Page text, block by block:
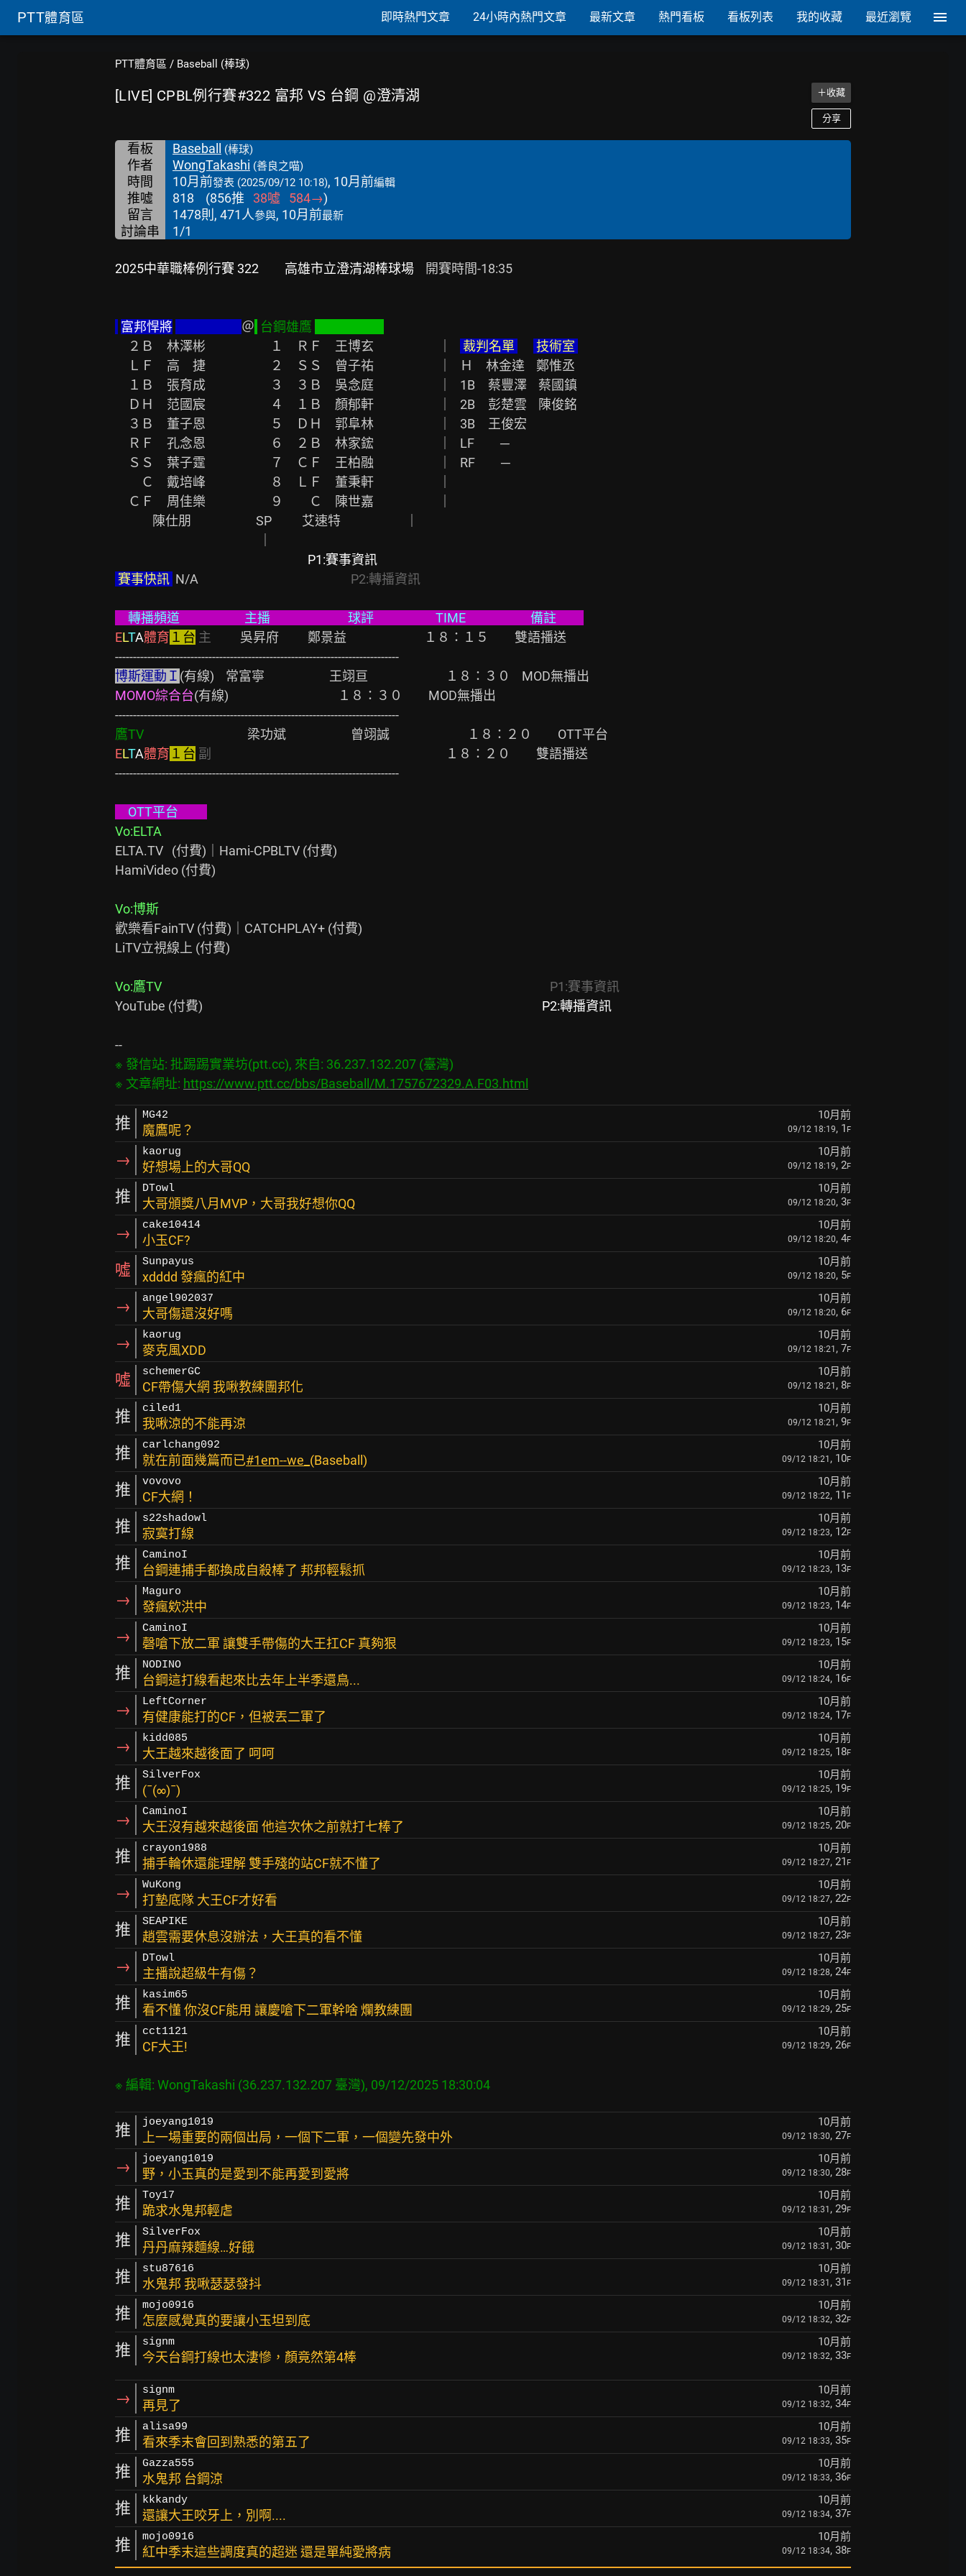
PTT體育區 即時熱門文章 24小時內熱門文章 最新文章 熱門看板 看板列表 我的收藏 最近瀏覽
PTT體育區 / Baseball (棒球)
[LIVE] CPBL例行賽#322 富邦 VS 台鋼 @澄清湖 ＋收藏
分享
看板 Baseball (棒球)
作者 WongTakashi (善良之喵)
時間 10月前發表 (2025/09/12 10:18), 10月前編輯
推噓 818 (856推 38噓 584→)
留言
1478則, 471人參與, 10月前最新
討論串 1/1
2025中華職棒例行賽 322         高雄市立澄清湖棒球場
    開賽時間-18:35
富邦悍將 ＠ 台鋼雄鷹
２Ｂ　林澤彬　　　　　１　ＲＦ　王博玄　　　　　｜
裁判名單
技術室
ＬＦ　高　捷　　　　　２　ＳＳ　曾子祐　　　　　｜   Ｈ　林金達    鄭惟丞
１Ｂ　張育成　　　　　３　３Ｂ　吳念庭　　　　　｜   1B　蔡豐澤    蔡國鎮
ＤＨ　范國宸　　　　　４　１Ｂ　顏郁軒　　　　　｜   2B　彭楚雲    陳俊銘
３Ｂ　董子恩　　　　　５　ＤＨ　郭阜林　　　　　｜   3B　王俊宏
ＲＦ　孔念恩　　　　　６　２Ｂ　林家鋐　　　　　｜   LF　　─
ＳＳ　葉子霆　　　　　７　ＣＦ　王柏融　　　　　｜   RF　　─
Ｃ　戴培峰　　　　　８　ＬＦ　董秉軒　　　　　｜
ＣＦ　周佳樂　　　　　９　　Ｃ　陳世嘉　　　　　｜
P1:賽事資訊
賽事快訊 N/A P2:轉播資訊
轉播頻道　　　　　主播　　　　　　球評  　　      　TIME　　　　　備註
ELTA體育 １台 主 吳昇府          鄭景益　　　　　　１８：１５　　雙語播送
博斯運動Ｉ
MOMO綜合台(有線)                                      １８：３０　　MOD無播出
鷹TV
ELTA體育 １台 副
     　　　　　　　　　　　　　　　　　１８：２０　　雙語播送
-------------------------------------------------------------------------------
OTT平台
Vo:ELTA
ELTA.TV   (付費)｜Hami-CPBLTV (付費)
HamiVideo (付費)
Vo:博斯
歡樂看FainTV (付費)｜CATCHPLAY+ (付費)
LiTV立視線上 (付費)
Vo:鷹TV
P1:賽事資訊
YouTube (付費) P2:轉播資訊
※ 發信站: 批踢踢實業坊(ptt.cc), 來自: 36.237.132.207 (臺灣)
※ 文章網址: https://www.ptt.cc/bbs/Baseball/M.1757672329.A.F03.html
推 MG42 10月前
魔鷹呢？ 09/12 18:19, 1 F
→ kaorug 10月前
好想場上的大哥QQ 09/12 18:19, 2F
推 DTowl 10月前
大哥頒獎八月MVP，大哥我好想你QQ 09/12 18:20, 3F
→ cake10414 10月前
小玉CF? 09/12 18:20, 4F
噓 Sunpayus 10月前
xdddd 發瘋的紅中 09/12 18:20, 5F
→ angel902037 10月前
大哥傷還沒好嗎 09/12 18:20, 6F
→ kaorug 10月前
麥克風XDD 09/12 18:21 , 7F
噓 schemerGC 10月前
CF帶傷大網 我啾教練團邦化 09/12 18:21 , 8F
推 ciled1 10月前
我啾涼的不能再涼 09/12 18:21 , 9F
推 carlchang092 10月前
就在前面幾篇而已#1em--we_ (Baseball) 09/12 18:21 , 10F
推 vovovo 10月前
CF大網！ 09/12 18:22, 11 F
推 s22shadowl 10月前
寂寞打線 09/12 18:23, 12F
推 CaminoI 10月前
台鋼連捕手都換成自殺棒了 邦邦輕鬆抓 09/12 18:23, 13F
→ Maguro 10月前
發瘋欸洪中 09/12 18:23, 14F
→ CaminoI 10月前
磬嗆下放二軍 讓雙手帶傷的大王扛CF 真夠狠 09/12 18:23, 15F
推 NODINO 10月前
台鋼這打線看起來比去年上半季還鳥... 09/12 18:24, 16F
→ LeftCorner 10月前
有健康能打的CF，但被丟二軍了 09/12 18:24, 17F
→ kidd085 10月前
大王越來越後面了 呵呵 09/12 18:25, 18F
推 SilverFox 10月前
(¯(∞)¯) 09/12 18:25, 19F
→ CaminoI 10月前
大王沒有越來越後面 他這次休之前就打七棒了 09/12 18:25, 20F
推 crayon1988 10月前
捕手輪休還能理解 雙手殘的站CF就不懂了 09/12 18:27, 21 F
→ WuKong 10月前
打墊底隊 大王CF才好看 09/12 18:27, 22F
推 SEAPIKE 10月前
趙雲需要休息沒辦法，大王真的看不懂 09/12 18:27, 23F
→ DTowl 10月前
主播說超級牛有傷？ 09/12 18:28, 24F
推 kasim65 10月前
看不懂 你沒CF能用 讓慶嗆下二軍幹啥 爛教練團 09/12 18:29, 25F
推 cct1121 10月前
CF大王! 09/12 18:29, 26F
推 joeyang1019 10月前
上一場重要的兩個出局，一個下二軍，一個變先發中外 09/12 18:30, 27F
→ joeyang1019 10月前
野，小玉真的是愛到不能再愛到愛將 09/12 18:30, 28F
推 Toy17 10月前
跪求水鬼邦輕虐 09/12 18:31 , 29F
推 SilverFox 10月前
丹丹麻辣麵線…好餓 09/12 18:31 , 30F
推 stu87616 10月前
水鬼邦 我啾瑟瑟發抖 09/12 18:31 , 31 F
推 mojo0916 10月前
怎麼感覺真的要讓小玉坦到底 09/12 18:32, 32F
推 signm 10月前
今天台鋼打線也太淒慘，顏竟然第4棒 09/12 18:32, 33F
→ signm 10月前
再見了 09/12 18:32, 34F
推 alisa99 10月前
看來季末會回到熟悉的第五了 09/12 18:33, 35F
推 Gazza555 10月前
水鬼邦 台鋼涼 09/12 18:33, 36F
推 kkkandy 10月前
還讓大王咬牙上，別啊.... 09/12 18:34, 37F
推 mojo0916 10月前
紅中季末這些調度真的超迷 還是單純愛將病 09/12 18:34, 38F